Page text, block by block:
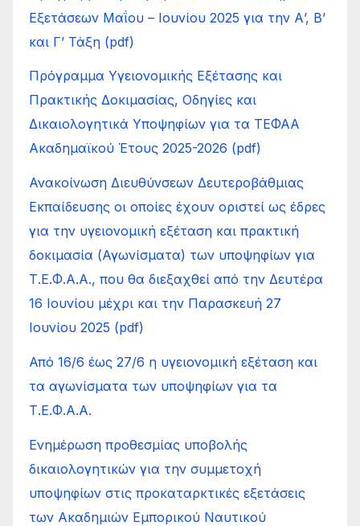
Εξετάσεων Μαΐου – Ιουνίου 2025 για την Α’, Β’
και Γ’ Τάξη (pdf)
Πρόγραμμα Υγειονομικής Εξέτασης και
Πρακτικής Δοκιμασίας, Οδηγίες και
Δικαιολογητικά Υποψηφίων για τα ΤΕΦΑΑ
Ακαδημαϊκού Έτους 2025-2026 (pdf)
Ανακοίνωση Διευθύνσεων Δευτεροβάθμιας
Εκπαίδευσης οι οποίες έχουν οριστεί ως έδρες
για την υγειονομική εξέταση και πρακτική
δοκιμασία (Αγωνίσματα) των υποψηφίων για
Τ.Ε.Φ.Α.Α., που θα διεξαχθεί από την Δευτέρα
16 Ιουνίου μέχρι και την Παρασκευή 27
Ιουνίου 2025 (pdf)
Από 16/6 έως 27/6 η υγειονομική εξέταση και
τα αγωνίσματα των υποψηφίων για τα
Τ.Ε.Φ.Α.Α.
Ενημέρωση προθεσμίας υποβολής
δικαιολογητικών για την συμμετοχή
υποψηφίων στις προκαταρκτικές εξετάσεις
των Ακαδημιών Εμπορικού Ναυτικού